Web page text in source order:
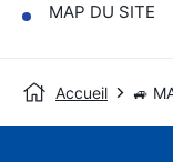
MAP DU SITE
Accueil 🚙